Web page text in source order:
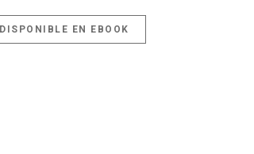
DISPONIBLE EN EBOOK